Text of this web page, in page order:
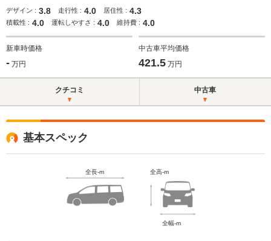
デザイン : 3.8 走行性 : 4.0 居住性 : 4.3
積載性 : 4.0 運転しやすさ : 4.0 維持費 : 4.0
新車時価格
- 万円
中古車平均価格
421.5 万円
クチコミ 中古車
基本スペック
全長-m 全高-m
全幅-m